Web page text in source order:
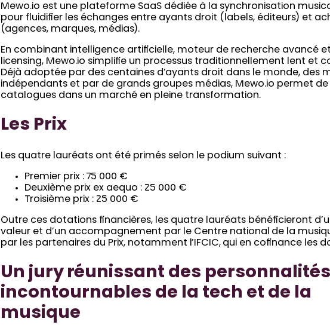
Mewo.io est une plateforme SaaS dédiée à la synchronisation
pour fluidifier les échanges entre ayants droit (labels, éditeurs) et
(agences, marques, médias).
En combinant intelligence artificielle, moteur de recherche avancé
licensing, Mewo.io simplifie un processus traditionnellement lent et
Déjà adoptée par des centaines d’ayants droit dans le monde, des
indépendants et par de grands groupes médias, Mewo.io permet de
catalogues dans un marché en pleine transformation.
Les Prix
Les quatre lauréats ont été primés selon le podium suivant :
Premier prix : 75 000 €
Deuxième prix ex aequo : 25 000 €
Troisième prix : 25 000 €
Outre ces dotations financières, les quatre lauréats bénéficieront
valeur et d’un accompagnement par le Centre national de la
par les partenaires du Prix, notamment l’IFCIC, qui en cofinance les
Un jury réunissant des personnalités
incontournables de la tech et de la
musique